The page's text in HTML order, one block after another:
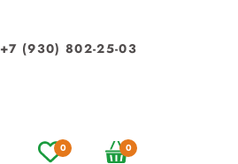
+7 (930) 802-25-03
0 0